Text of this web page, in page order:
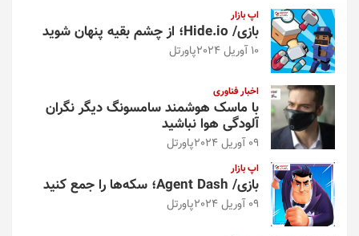
اپ بازار
بازی/ Hide.io؛ از چشم بقیه پنهان شوید
10 آوریل 2024 پاورتل
اخبار فناوری
با ماسک هوشمند سامسونگ دیگر نگران
آلودگی هوا نباشید
09 آوریل 2024 پاورتل
اپ بازار
بازی/ Agent Dash؛ سکه‌ها را جمع کنید
09 آوریل 2024 پاورتل